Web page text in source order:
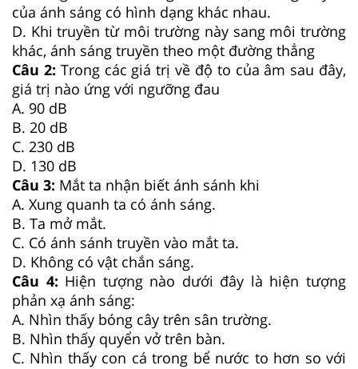
của ánh sáng có hình dạng khác nhau.
D. Khi truyền từ môi trường này sang môi trường
khác, ánh sáng truyền theo một đường thẳng
Câu 2: Trong các giá trị về độ to của âm sau đây,
giá trị nào ứng với ngưỡng đau
A. 90 dB
B. 20 dB
C. 230 dB
D. 130 dB
Câu 3: Mắt ta nhận biết ánh sánh khi
A. Xung quanh ta có ánh sáng.
B. Ta mở mắt.
C. Có ánh sánh truyền vào mắt ta.
D. Không có vật chắn sáng.
Câu 4: Hiện tượng nào dưới đây là hiện tượng
phản xạ ánh sáng:
A. Nhìn thấy bóng cây trên sân trường.
B. Nhìn thấy quyển vở trên bàn.
C. Nhìn thấy con cá trong bể nước to hơn so với